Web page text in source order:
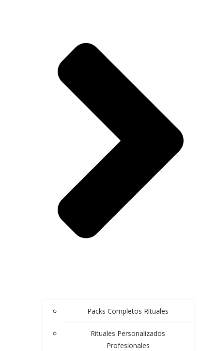
Packs Completos Rituales
Rituales Personalizados
Profesionales